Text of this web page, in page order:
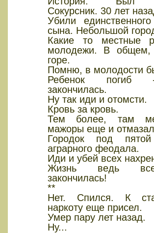
Сокурсник. 30 лет
Убили единственного
сына. Небольшой
Какие то местные
молодежи. В общем,
горе.
Помню, в молодости
Ребенок погиб
закончилась.
Ну так иди и отомсти.
Кровь за кровь.
Тем более, там
мажоры еще и
Городок под пятой
аграрного феодала.
Иди и убей всех
Жизнь ведь
закончилась!
**
Нет. Спился. К
наркоту еще присел.
Умер пару лет назад.
Ну...